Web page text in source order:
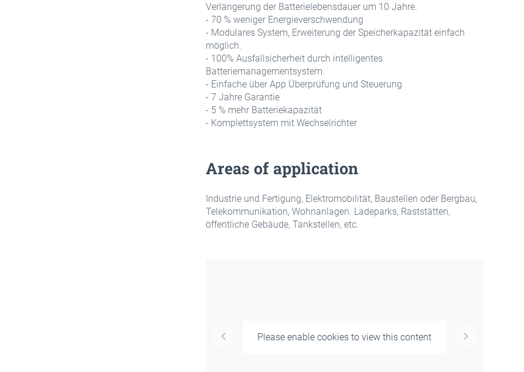
Verlängerung der Batterielebensdauer um 10 Jahre.
- 70 % weniger Energieverschwendung
- Modulares System, Erweiterung der Speicherkapazität einfach
möglich.
- 100% Ausfallsicherheit durch intelligentes
Batteriemanagementsystem.
- Einfache über App Überprüfung und Steuerung
- 7 Jahre Garantie
- 5 % mehr Batteriekapazität
- Komplettsystem mit Wechselrichter
Areas of application
Industrie und Fertigung, Elektromobilität, Baustellen oder Bergbau,
Telekommunikation, Wohnanlagen. Ladeparks, Raststätten,
öffentliche Gebäude, Tankstellen, etc.
Please enable cookies to view this content